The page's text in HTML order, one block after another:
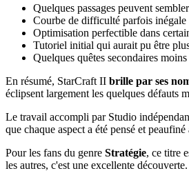
Quelques passages peuvent
Courbe de difficulté parfois inégale
Optimisation perfectible dans
Tutoriel initial qui aurait pu être
Quelques quêtes secondaires
En résumé, StarCraft II brille par ses
éclipsent largement les quelques défauts
Le travail accompli par Studio
que chaque aspect a été pensé et peaufiné
Pour les fans du genre Stratégie, ce titre
les autres, c'est une excellente découverte.